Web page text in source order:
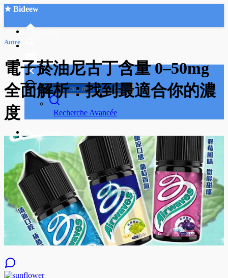
★ Bideew
Recherche Avancée
Connexion
Créer un compte
Mode nuit
Autre
電子菸油尼古丁含量 0–50mg
全面解析：找到最適合你的濃
度